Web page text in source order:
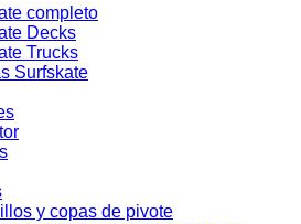
completo
Decks
Trucks
Surfskate
y copas de pivote